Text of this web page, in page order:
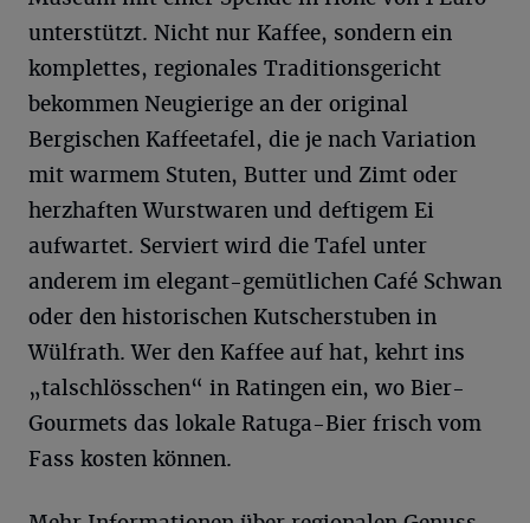
unterstützt. Nicht nur Kaffee, sondern ein
komplettes, regionales Traditionsgericht
bekommen Neugierige an der original
Bergischen Kaffeetafel, die je nach Variation
mit warmem Stuten, Butter und Zimt oder
herzhaften Wurstwaren und deftigem Ei
aufwartet. Serviert wird die Tafel unter
anderem im elegant-gemütlichen Café Schwan
oder den historischen Kutscherstuben in
Wülfrath. Wer den Kaffee auf hat, kehrt ins
„talschlösschen“ in Ratingen ein, wo Bier-
Gourmets das lokale Ratuga-Bier frisch vom
Fass kosten können.